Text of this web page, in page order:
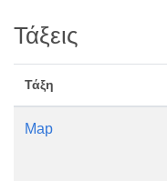
Τάξεις
Τάξη
Map